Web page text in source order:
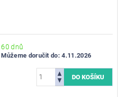
60 dnů
Můžeme doručit do: 4.11.2026